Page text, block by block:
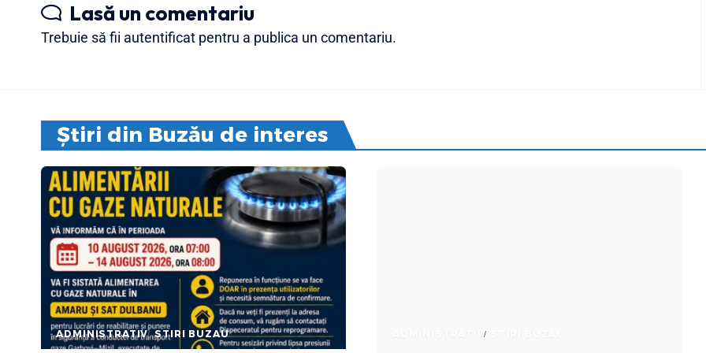
Lasă un comentariu
Trebuie să fii autentificat pentru a publica un comentariu.
Știri din Buzău de interes
ADMINISTRATIV STIRI BUZAU ADMINISTRATIV